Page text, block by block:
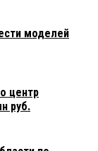
моделей
центр
руб.